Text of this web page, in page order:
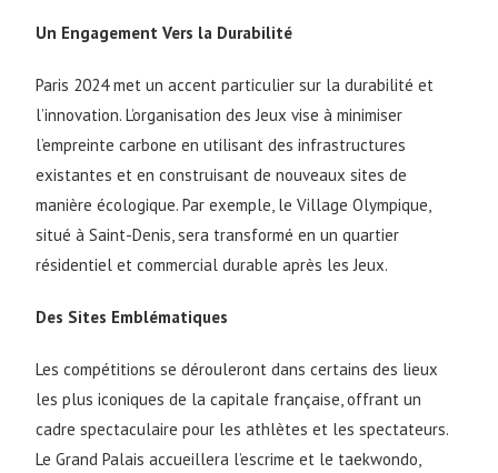
Un Engagement Vers la Durabilité
Paris 2024 met un accent particulier sur la durabilité et
l’innovation. L’organisation des Jeux vise à minimiser
l’empreinte carbone en utilisant des infrastructures
existantes et en construisant de nouveaux sites de
manière écologique. Par exemple, le Village Olympique,
situé à Saint-Denis, sera transformé en un quartier
résidentiel et commercial durable après les Jeux.
Des Sites Emblématiques
Les compétitions se dérouleront dans certains des lieux
les plus iconiques de la capitale française, offrant un
cadre spectaculaire pour les athlètes et les spectateurs.
Le Grand Palais accueillera l’escrime et le taekwondo,